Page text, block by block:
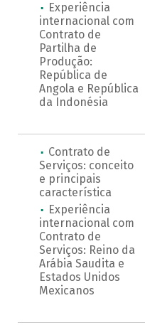
Experiência
internacional com
Contrato de
Partilha de
Produção:
República de
Angola e República
da Indonésia
Contrato de
Serviços: conceito
e principais
característica
Experiência
internacional com
Contrato de
Serviços: Reino da
Arábia Saudita e
Estados Unidos
Mexicanos